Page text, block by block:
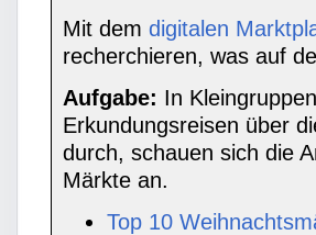
Mit dem digitalen
recherchieren, was auf
Aufgabe: In
Erkundungsreisen über
durch, schauen sich die
Märkte an.
Top 10